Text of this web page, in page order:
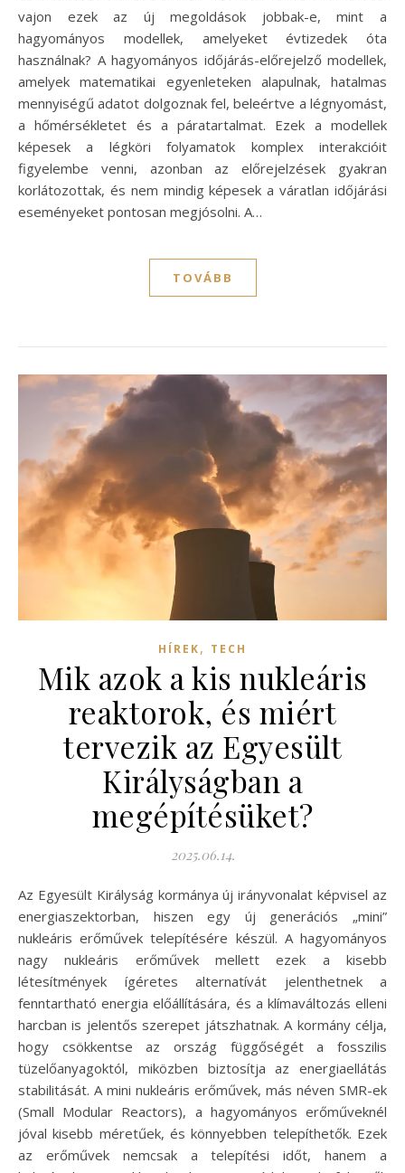
vajon ezek az új megoldások jobbak-e, mint a
hagyományos modellek, amelyeket évtizedek óta
használnak? A hagyományos időjárás-előrejelző modellek,
amelyek matematikai egyenleteken alapulnak, hatalmas
mennyiségű adatot dolgoznak fel, beleértve a légnyomást,
a hőmérsékletet és a páratartalmat. Ezek a modellek
képesek a légköri folyamatok komplex interakcióit
figyelembe venni, azonban az előrejelzések gyakran
korlátozottak, és nem mindig képesek a váratlan időjárási
eseményeket pontosan megjósolni. A…
TOVÁBB
HÍREK, TECH
Mik azok a kis nukleáris
reaktorok, és miért
tervezik az Egyesült
Királyságban a
megépítésüket?
2025.06.14.
Az Egyesült Királyság kormánya új irányvonalat képvisel az
energiaszektorban, hiszen egy új generációs „mini”
nukleáris erőművek telepítésére készül. A hagyományos
nagy nukleáris erőművek mellett ezek a kisebb
létesítmények ígéretes alternatívát jelenthetnek a
fenntartható energia előállítására, és a klímaváltozás elleni
harcban is jelentős szerepet játszhatnak. A kormány célja,
hogy csökkentse az ország függőségét a fosszilis
tüzelőanyagoktól, miközben biztosítja az energiaellátás
stabilitását. A mini nukleáris erőművek, más néven SMR-ek
(Small Modular Reactors), a hagyományos erőműveknél
jóval kisebb méretűek, és könnyebben telepíthetők. Ezek
az erőművek nemcsak a telepítési időt, hanem a